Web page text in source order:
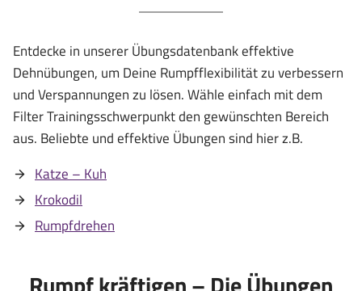
Entdecke in unserer Übungsdatenbank effektive
Dehnübungen, um Deine Rumpfflexibilität zu verbessern
und Verspannungen zu lösen. Wähle einfach mit dem
Filter Trainingsschwerpunkt den gewünschten Bereich
aus. Beliebte und effektive Übungen sind hier z.B.
Katze – Kuh
Krokodil
Rumpfdrehen